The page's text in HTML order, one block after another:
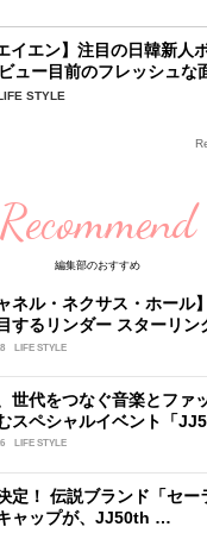
イエン】注目の日韓新人
ュー目前のフレッシュな
魅力に迫ります♪
STYLE
Recommend
編集部のおすすめ
ャネル・ネクサス・ホール
するリンダー スターリ
LIFE STYLE
世代をつなぐ音楽とファ
スペシャルイベント「
LIFE STYLE
定！ 伝説ブランド「セー
ャップが、JJ50th …